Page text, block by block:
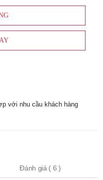
với nhu cầu khách hàng
Đánh giá ( 6 )